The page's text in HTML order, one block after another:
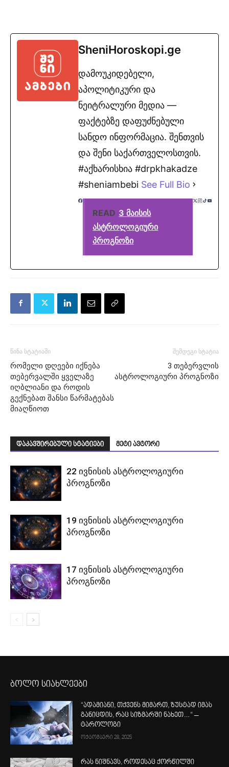
SheniHoroskopi.ge
დამოუკიდებელი,
აპოლიტიკური და
ნეიტრალური მედია —
ფაქტებზე დაფუძნებული
სანდო ინფორმაცია. შენთვის
და შენი საქართველოსთვის.
#აქხარისხია #drpkhakadze
#sheniambebi See Full Bio
READ 3 მაისის
ასტროლოგიური
პროგნოზი
წინა სტატიაში
რომელი დღეები იქნება
თებერვალში ყველაზე
იღბლიანი და როდის
გექნებათ შანსი წარმატებას
მიაღწიოთ
შემდეგი სტატია
3 თებერვლის
ასტროლოგიური პროგნოზი
დაკავშირებული სტატიები მეტი ავტორი
22 ივნისის ასტროლოგიური
პროგნოზი
19 ივნისის ასტროლოგიური
პროგნოზი
17 ივნისის ასტროლოგიური
პროგნოზი
ბოლო სიახლეები
“ადამიანი, თქვენს მიმართ, ზუსტად იმას
განიცდის, რაც სიზმარში ნახეთ…“ –
ტაროლოგი
ოქტომბერი 28, 2025
რას ნიშნავს, როდესაც ქორწილში